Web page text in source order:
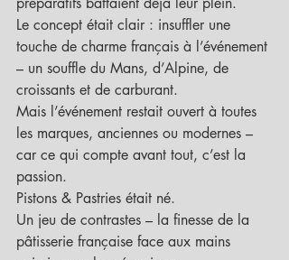
Le concept était clair : insuffler une
touche de charme français à l’événement
– un souffle du Mans, d’Alpine, de
croissants et de carburant.
Mais l’événement restait ouvert à toutes
les marques, anciennes ou modernes –
car ce qui compte avant tout, c’est la
passion.
Pistons & Pastries était né.
Un jeu de contrastes – la finesse de la
pâtisserie française face aux mains